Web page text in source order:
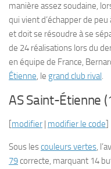
manière assez soudaine,
qui vient d’échapper de
et doit se résoudre à se
de 24 réalisations lors du
en équipe de France,
Étienne, le grand club rival.
AS Saint-Étienne
[modifier | modifier le code]
Sous lescouleurs vertes,
79correcte, marquant 14